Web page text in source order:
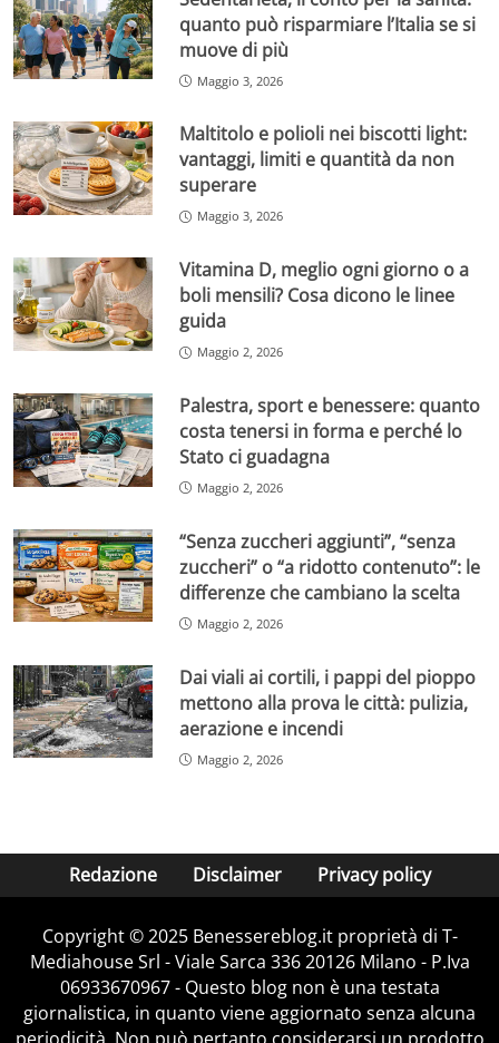
quanto può risparmiare l’Italia se si
muove di più
Maggio 3, 2026
Maltitolo e polioli nei biscotti light:
vantaggi, limiti e quantità da non
superare
Maggio 3, 2026
Vitamina D, meglio ogni giorno o a
boli mensili? Cosa dicono le linee
guida
Maggio 2, 2026
Palestra, sport e benessere: quanto
costa tenersi in forma e perché lo
Stato ci guadagna
Maggio 2, 2026
“Senza zuccheri aggiunti”, “senza
zuccheri” o “a ridotto contenuto”: le
differenze che cambiano la scelta
Maggio 2, 2026
Dai viali ai cortili, i pappi del pioppo
mettono alla prova le città: pulizia,
aerazione e incendi
Maggio 2, 2026
Redazione Disclaimer Privacy policy
Copyright © 2025 Benessereblog.it proprietà di T-
Mediahouse Srl - Viale Sarca 336 20126 Milano - P.Iva
06933670967 - Questo blog non è una testata
giornalistica, in quanto viene aggiornato senza alcuna